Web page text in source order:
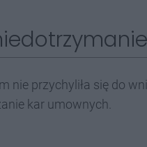
nie przychyliła się do
kar umownych.